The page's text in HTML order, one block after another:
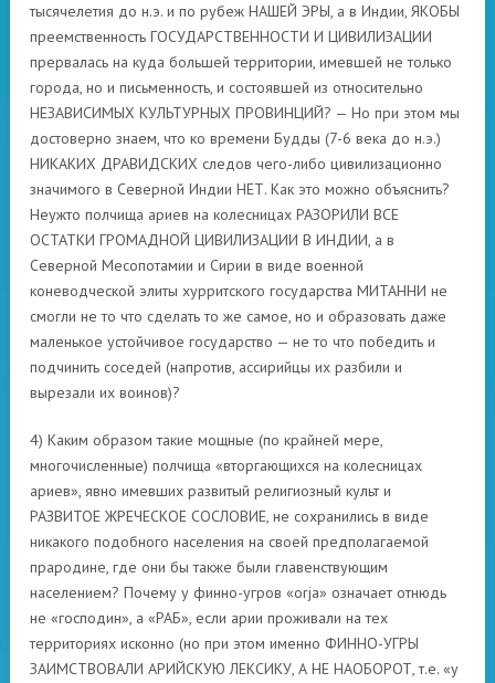
тысячелетия до н.э. и по рубеж НАШЕЙ ЭРЫ, а в Индии, ЯКОБЫ
преемственность ГОСУДАРСТВЕННОСТИ И ЦИВИЛИЗАЦИИ
прервалась на куда большей территории, имевшей не только
города, но и письменность, и состоявшей из относительно
НЕЗАВИСИМЫХ КУЛЬТУРНЫХ ПРОВИНЦИЙ? — Но при этом мы
достоверно знаем, что ко времени Будды (7-6 века до н.э.)
НИКАКИХ ДРАВИДСКИХ следов чего-либо цивилизационно
значимого в Северной Индии НЕТ. Как это можно объяснить?
Неужто полчища ариев на колесницах РАЗОРИЛИ ВСЕ
ОСТАТКИ ГРОМАДНОЙ ЦИВИЛИЗАЦИИ В ИНДИИ, а в
Северной Месопотамии и Сирии в виде военной
коневодческой элиты хурритского государства МИТАННИ не
смогли не то что сделать то же самое, но и образовать даже
маленькое устойчивое государство — не то что победить и
подчинить соседей (напротив, ассирийцы их разбили и
вырезали их воинов)?
4) Каким образом такие мощные (по крайней мере,
многочисленные) полчища «вторгающихся на колесницах
ариев», явно имевших развитый религиозный культ и
РАЗВИТОЕ ЖРЕЧЕСКОЕ СОСЛОВИЕ, не сохранились в виде
никакого подобного населения на своей предполагаемой
прародине, где они бы также были главенствующим
населением? Почему у финно-угров «orja» означает отнюдь
не «господин», а «РАБ», если арии проживали на тех
территориях исконно (но при этом именно ФИННО-УГРЫ
ЗАИМСТВОВАЛИ АРИЙСКУЮ ЛЕКСИКУ, А НЕ НАОБОРОТ, т.е. «у